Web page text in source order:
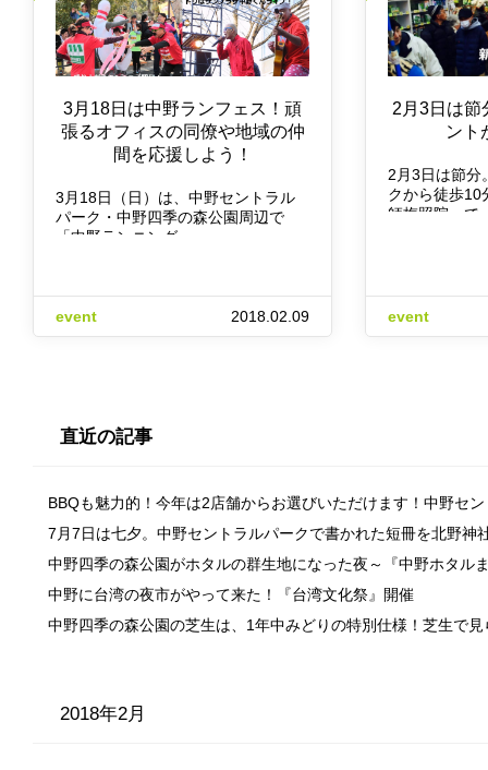
3月18日は中野ランフェス！頑
張るオフィスの同僚や地域の仲
間を応援しよう！
3月18日（日）は、中野セントラル
パーク・中野四季の森公園周辺で
「中野ランニング…
event 2018.02.09
2月3日は節
ント
2月3日は節分
クから徒歩10
師梅照院」
event
直近の記事
BBQも魅力的！今年は2店舗からお選びいただけます！中野セ
7月7日は七夕。中野セントラルパークで書かれた短冊を北野神
中野四季の森公園がホタルの群生地になった夜～『中野ホタル
中野に台湾の夜市がやって来た！『台湾文化祭』開催
中野四季の森公園の芝生は、1年中みどりの特別仕様！芝生で
2018年2月